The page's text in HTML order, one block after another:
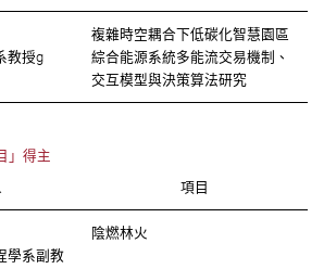
教授g
複雜時空耦合下低碳化智慧園區
綜合能源系統多能流交易機制、
交互模型與決策算法研究
」得主
項目
學系副教
陰燃林火